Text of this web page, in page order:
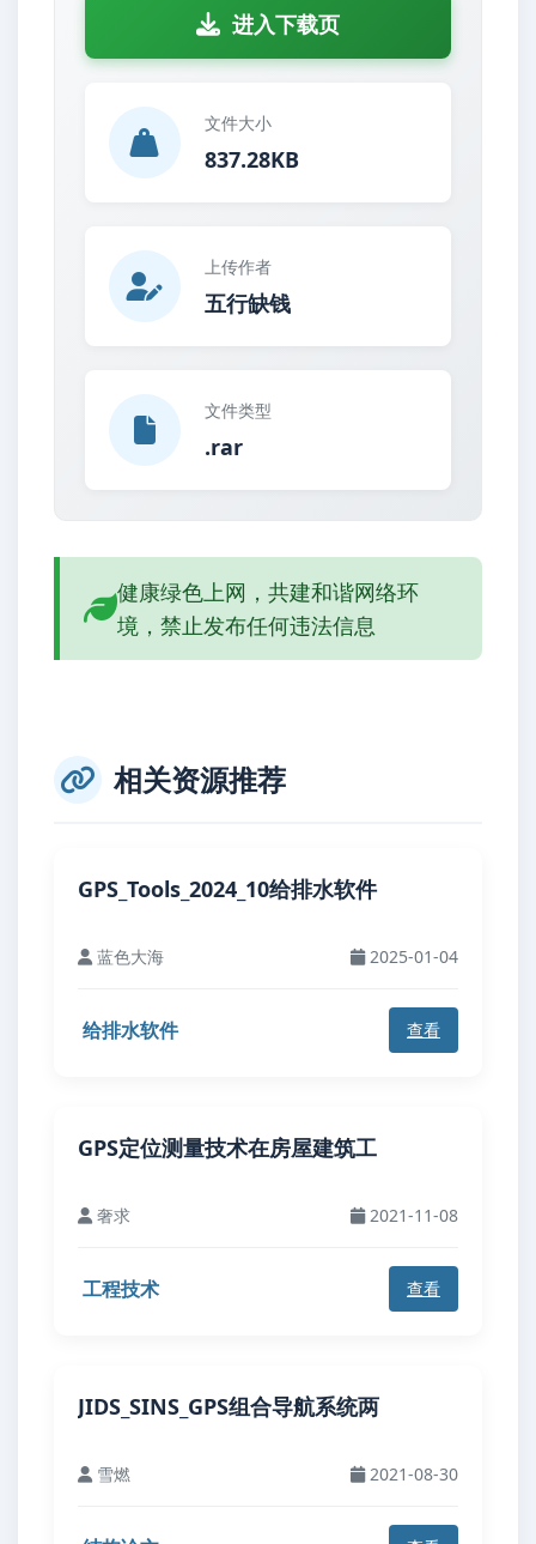
进入下载页
文件大小
837.28KB
上传作者
五行缺钱
文件类型
.rar
健康绿色上网，共建和谐网络环
境，禁止发布任何违法信息
相关资源推荐
GPS_Tools_2024_10给排水软件
蓝色大海 2025-01-04
给排水软件 查看
GPS定位测量技术在房屋建筑工
奢求 2021-11-08
工程技术 查看
JIDS_SINS_GPS组合导航系统两
雪燃 2021-08-30